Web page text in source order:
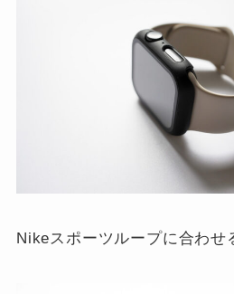
Nikeスポーツループに合わ